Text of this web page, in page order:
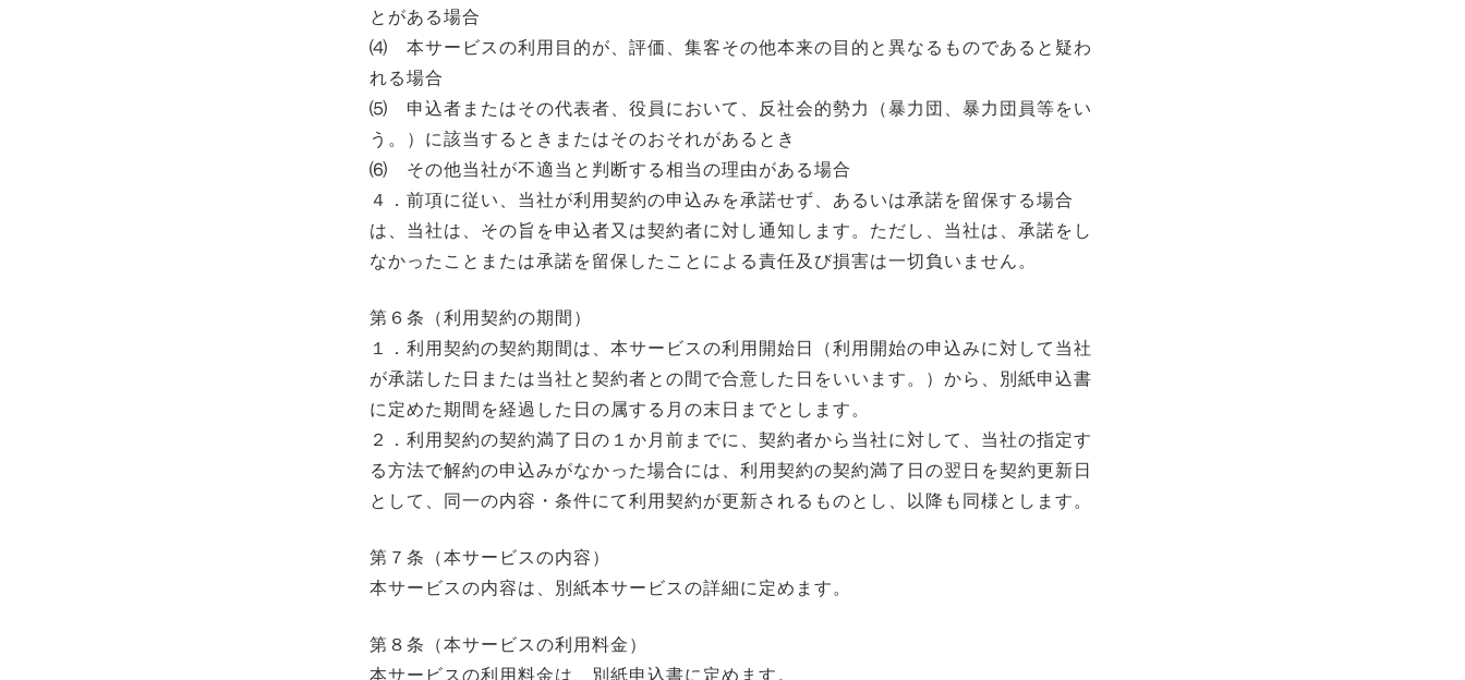
とがある場合
⑷ 本サービスの利用目的が、評価、集客その他本来の目的と異なるものであると疑わ
れる場合
⑸ 申込者またはその代表者、役員において、反社会的勢力（暴力団、暴力団員等をい
う。）に該当するときまたはそのおそれがあるとき
⑹ その他当社が不適当と判断する相当の理由がある場合
４．前項に従い、当社が利用契約の申込みを承諾せず、あるいは承諾を留保する場合
は、当社は、その旨を申込者又は契約者に対し通知します。ただし、当社は、承諾をし
なかったことまたは承諾を留保したことによる責任及び損害は一切負いません。
第６条（利用契約の期間）
１．利用契約の契約期間は、本サービスの利用開始日（利用開始の申込みに対して当社
が承諾した日または当社と契約者との間で合意した日をいいます。）から、別紙申込書
に定めた期間を経過した日の属する月の末日までとします。
２．利用契約の契約満了日の１か月前までに、契約者から当社に対して、当社の指定す
る方法で解約の申込みがなかった場合には、利用契約の契約満了日の翌日を契約更新日
として、同一の内容・条件にて利用契約が更新されるものとし、以降も同様とします。
第７条（本サービスの内容）
本サービスの内容は、別紙本サービスの詳細に定めます。
第８条（本サービスの利用料金）
本サービスの利用料金は、別紙申込書に定めます。